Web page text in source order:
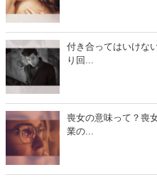
付き合ってはいけな
り回...
喪女の意味って？喪
業の...